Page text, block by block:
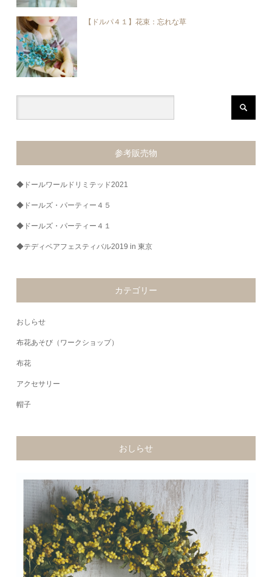
【ドルパ４１】花束：忘れな草
参考販売物
◆ドールワールドリミテッド2021
◆ドールズ・パーティー４５
◆ドールズ・パーティー４１
◆テディベアフェスティバル2019 in 東京
カテゴリー
おしらせ
布花あそび（ワークショップ）
布花
アクセサリー
帽子
おしらせ